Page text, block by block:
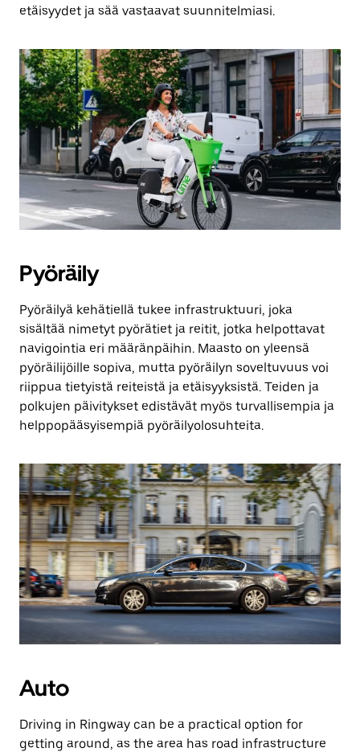
etäisyydet ja sää vastaavat suunnitelmiasi.
Pyöräily
Pyöräilyä kehätiellä tukee infrastruktuuri, joka
sisältää nimetyt pyörätiet ja reitit, jotka helpottavat
navigointia eri määränpäihin. Maasto on yleensä
pyöräilijöille sopiva, mutta pyöräilyn soveltuvuus voi
riippua tietyistä reiteistä ja etäisyyksistä. Teiden ja
polkujen päivitykset edistävät myös turvallisempia ja
helppopääsyisempiä pyöräilyolosuhteita.
Auto
Driving in Ringway can be a practical option for
getting around, as the area has road infrastructure